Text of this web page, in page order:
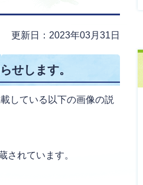
更新日：2023年03月31日
せします。
している以下の画像の説
されています。